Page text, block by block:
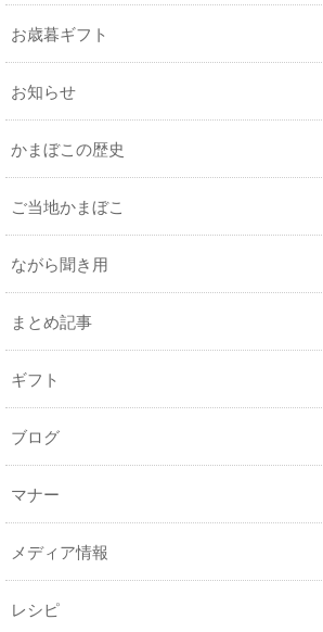
お歳暮ギフト
お知らせ
かまぼこの歴史
ご当地かまぼこ
ながら聞き用
まとめ記事
ギフト
ブログ
マナー
メディア情報
レシピ